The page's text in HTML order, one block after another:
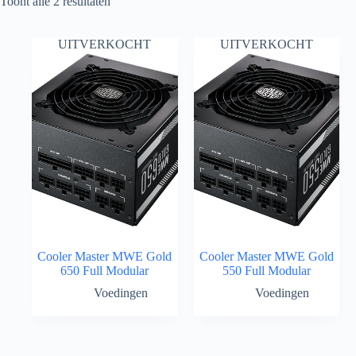
UITVERKOCHT
Cooler Master MWE Gold
650 Full Modular
Voedingen
UITVERKOCHT
Cooler Master MWE Gold
550 Full Modular
Voedingen